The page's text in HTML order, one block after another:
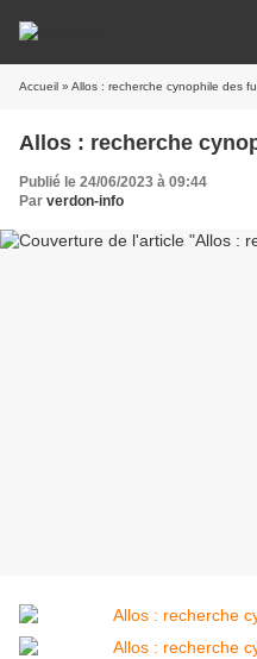
Accueil » Allos : recherche cynophile des
Allos :
Publié le 24/06/2023 à 09:44
Par verdon-info